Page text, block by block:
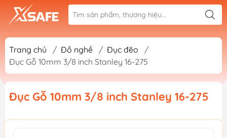
Trang chủ / Đồ nghề / Đục đẽo
/
Đục Gỗ 10mm 3/8 inch Stanley 16-275
Đục Gỗ 10mm 3/8 inch Stanley 16-275